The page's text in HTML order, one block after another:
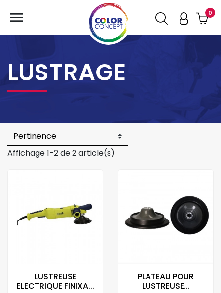
0

LUSTRAGE
Affichage 1-2 de 2 article(s)
LUSTREUSE
ELECTRIQUE FINIXA...
PLATEAU POUR
LUSTREUSE...